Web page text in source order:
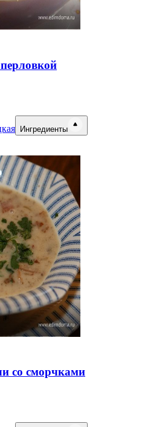
Ингредиенты
со сморчками